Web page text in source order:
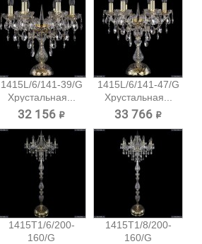
1415L/6/141-39/G
Хрустальная...
32 156 ₽
1415L/6/141-47/G
Хрустальная...
33 766 ₽
1415T1/6/200-
160/G
1415T1/8/200-
160/G